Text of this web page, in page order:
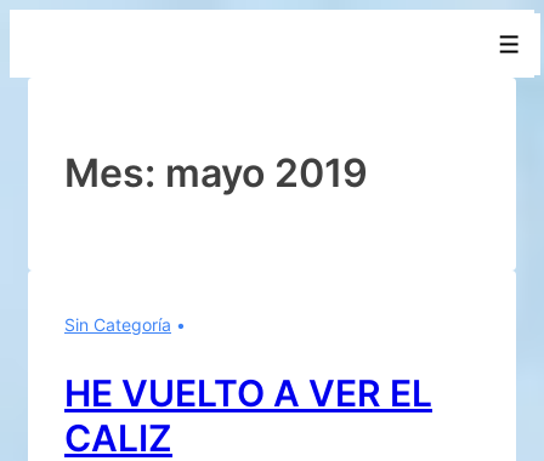
principalMes: mayo 2019
Sin Categoría
HE VUELTO A VER EL
CALIZ